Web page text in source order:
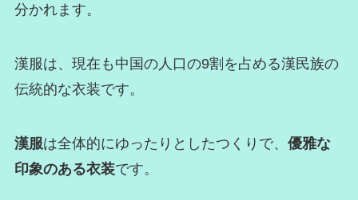
分かれます。
漢服は、現在も中国の人口の9割を占める漢民族の
伝統的な衣装です。
漢服は全体的にゆったりとしたつくりで、 優雅な
印象のある衣装です。